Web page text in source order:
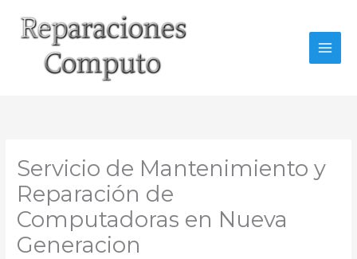
contenido
Servicio de Mantenimiento y
Reparación de
Computadoras en Nueva
Generacion